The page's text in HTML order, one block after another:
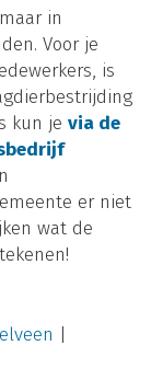
in
Voor je
is
kun je via de
er niet
wat de